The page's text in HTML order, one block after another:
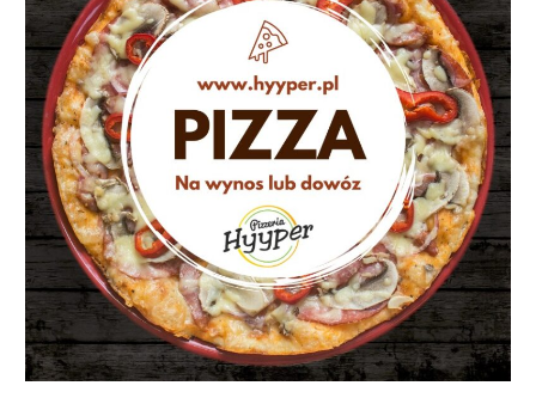
Mieszkańcy
znają
je
od
lat